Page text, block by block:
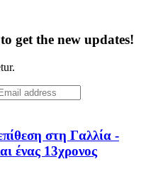
get the new updates!
στη Γαλλία -
ένας 13χρονος